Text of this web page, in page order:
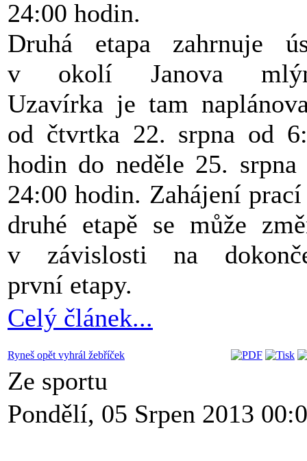
24:00 hodin.
Druhá etapa zahrnuje
v okolí Janova
Uzavírka je tam
od čtvrtka 22. srpna od
hodin do neděle 25. srpna
24:00 hodin. Zahájení prací
druhé etapě se může
v závislosti na
první etapy.
Celý článek...
Ryneš opět vyhrál žebříček
Ze sportu
Pondělí, 05 Srpen 2013